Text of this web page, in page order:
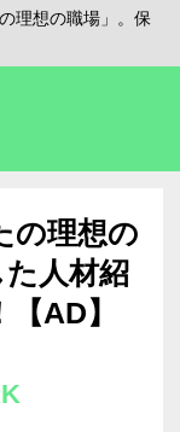
理想の職場」。保
の理想の
人材紹
AD】